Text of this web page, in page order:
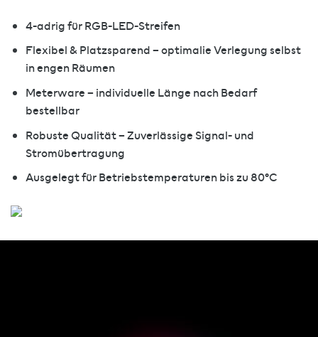
4-adrig für RGB-LED-Streifen
Flexibel & Platzsparend – optimalie Verlegung selbst
in engen Räumen
Meterware – individuelle Länge nach Bedarf
bestellbar
Robuste Qualität – Zuverlässige Signal- und
Stromübertragung
Ausgelegt für Betriebstemperaturen bis zu 80°C